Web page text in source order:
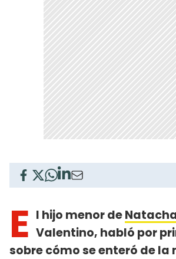
E l hijo menor de
Valentino, habló por
sobre cómo se enteró de la